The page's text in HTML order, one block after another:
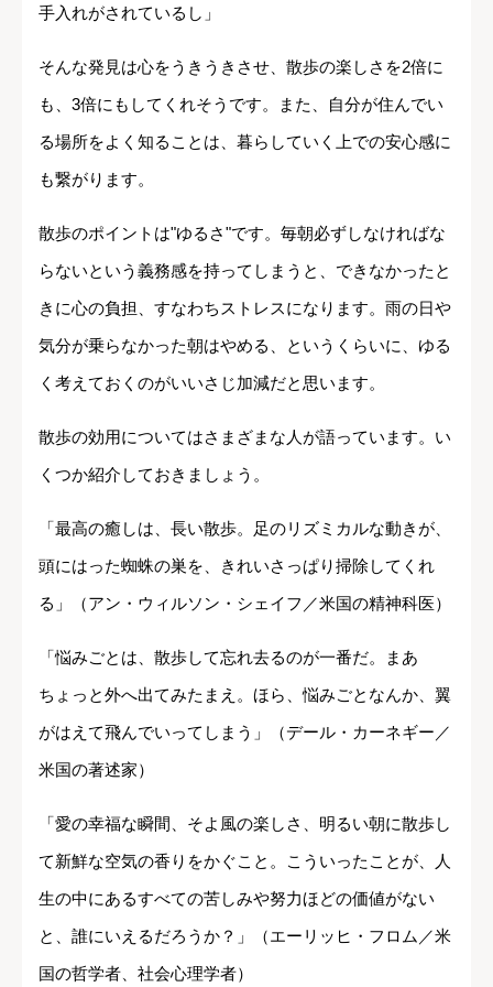
手入れがされているし」
そんな発見は心をうきうきさせ、散歩の楽しさを2倍に
も、3倍にもしてくれそうです。また、自分が住んでい
る場所をよく知ることは、暮らしていく上での安心感に
も繋がります。
散歩のポイントは"ゆるさ"です。毎朝必ずしなければな
らないという義務感を持ってしまうと、できなかったと
きに心の負担、すなわちストレスになります。雨の日や
気分が乗らなかった朝はやめる、というくらいに、ゆる
く考えておくのがいいさじ加減だと思います。
散歩の効用についてはさまざまな人が語っています。い
くつか紹介しておきましょう。
「最高の癒しは、長い散歩。足のリズミカルな動きが、
頭にはった蜘蛛の巣を、きれいさっぱり掃除してくれ
る」（アン・ウィルソン・シェイフ／米国の精神科医）
「悩みごとは、散歩して忘れ去るのが一番だ。まあ
ちょっと外へ出てみたまえ。ほら、悩みごとなんか、翼
がはえて飛んでいってしまう」（デール・カーネギー／
米国の著述家）
「愛の幸福な瞬間、そよ風の楽しさ、明るい朝に散歩し
て新鮮な空気の香りをかぐこと。こういったことが、人
生の中にあるすべての苦しみや努力ほどの価値がない
と、誰にいえるだろうか？」（エーリッヒ・フロム／米
国の哲学者、社会心理学者）